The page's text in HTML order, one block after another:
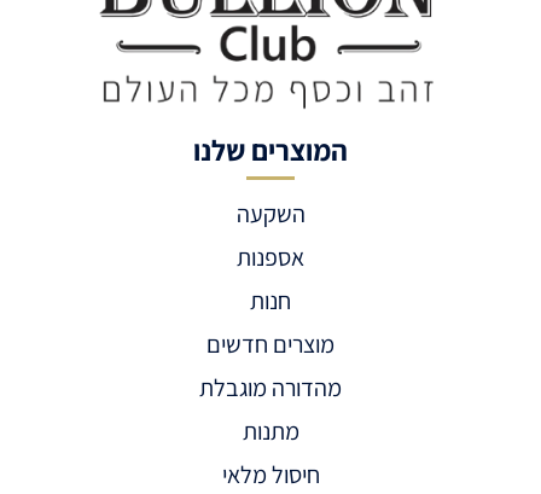
המוצרים שלנו
השקעה
אספנות
חנות
מוצרים חדשים
מהדורה מוגבלת
מתנות
חיסול מלאי